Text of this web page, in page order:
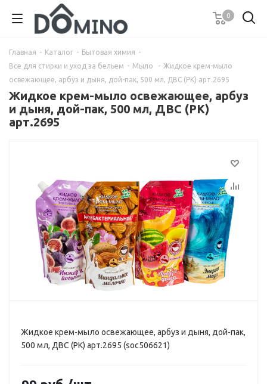
0
Главная - Каталог - Бытовая химия -
Все для стирки и уход за бельем - Мыло - Жидкое крем-мыло
освежающее, арбуз и дыня, дой-пак, 500 мл, ДВС (РК) арт.2695
Жидкое крем-мыло освежающее, арбуз
и дыня, дой-пак, 500 мл, ДВС (РК)
арт.2695
Жидкое крем-мыло освежающее, арбуз и дыня, дой-пак,
500 мл, ДВС (РК) арт.2695 (soc506621)